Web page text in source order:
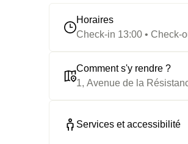
Horaires
Check-in 13:00 • Check-
Comment s'y rendre ?
1, Avenue de la
Services et accessibilité